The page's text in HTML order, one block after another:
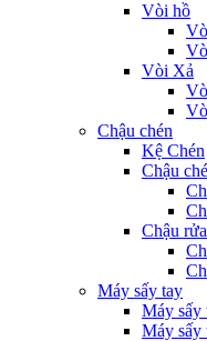
Vòi hồ
Vòi Xả
Chậu chén
Kệ Chén
Chậu
Chậu
Máy sấy tay
Máy sấy
Máy sấy